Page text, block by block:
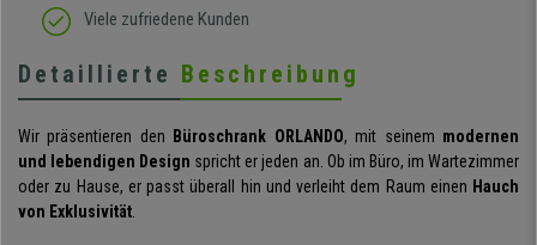
Viele zufriedene Kunden
Detaillierte Beschreibung
Wir präsentieren den Büroschrank ORLANDO, mit seinem modernen
und lebendigen Design spricht er jeden an. Ob im Büro, im Wartezimmer
oder zu Hause, er passt überall hin und verleiht dem Raum einen Hauch
von Exklusivität.